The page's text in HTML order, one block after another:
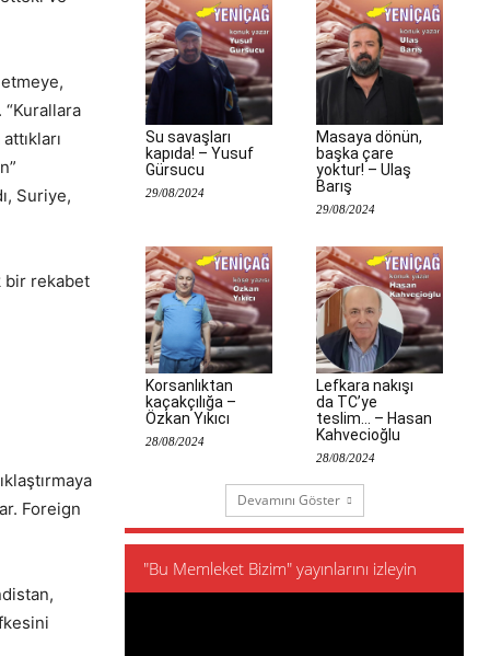
“Kurallara
Suriye,
bir rekabet
Foreign
Su savaşları
kapıda! – Yusuf
Gürsucu
29/08/2024
Masaya dönün,
başka çare
yoktur! – Ulaş
Barış
29/08/2024
Korsanlıktan
kaçakçılığa –
Özkan Yıkıcı
28/08/2024
Lefkara nakışı
da TC’ye
teslim… – Hasan
Kahvecioğlu
28/08/2024
Devamını Göster
"Bu Memleket Bizim" yayınlarını izleyin